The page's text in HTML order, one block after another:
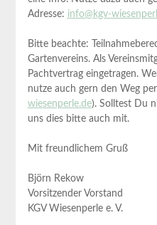
Adresse: info@kgv-
Bitte beachte:
Gartenvereins. Als
Pachtvertrag eingetragen.
nutze auch gern den Weg
wiesenperle.de). Solltest Du
uns dies bitte auch mit.
Mit freundlichem Gruß
Björn Rekow
Vorsitzender Vorstand
KGV Wiesenperle e. V.